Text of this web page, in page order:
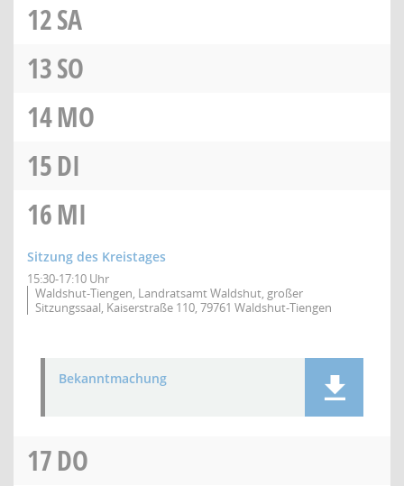
12SA
13SO
14MO
15DI
16MI
Sitzung des Kreistages
15:30-17:10 Uhr
Waldshut-Tiengen, Landratsamt Waldshut, großer
Sitzungssaal, Kaiserstraße 110, 79761 Waldshut-Tiengen
Bekanntmachung
17DO